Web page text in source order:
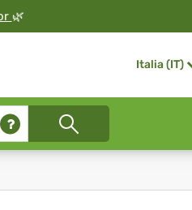
🌿
Italia (IT)